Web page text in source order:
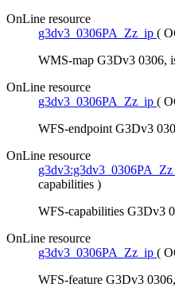
OnLine resource
g3dv3_0306PA_Zz_ip (
WMS-map G3Dv3 0306,
OnLine resource
g3dv3_0306PA_Zz_ip (
WFS-endpoint G3Dv3
OnLine resource
capabilities )
WFS-capabilities G3Dv3
OnLine resource
g3dv3_0306PA_Zz_ip (
WFS-feature G3Dv3